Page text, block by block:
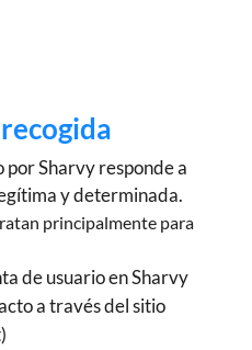
Sharvy responde a
y determinada.
principalmente para
de usuario en Sharvy
a través del sitio